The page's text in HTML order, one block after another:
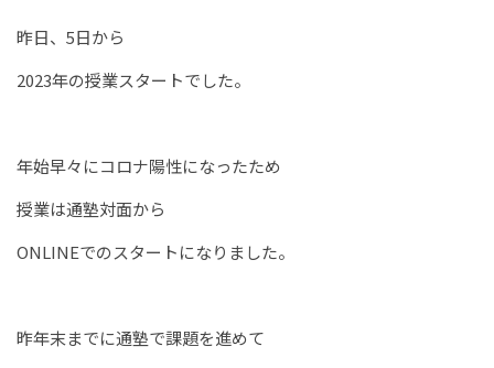
昨日、5日から
2023年の授業スタートでした。
年始早々にコロナ陽性になったため
授業は通塾対面から
ONLINEでのスタートになりました。
昨年末までに通塾で課題を進めて